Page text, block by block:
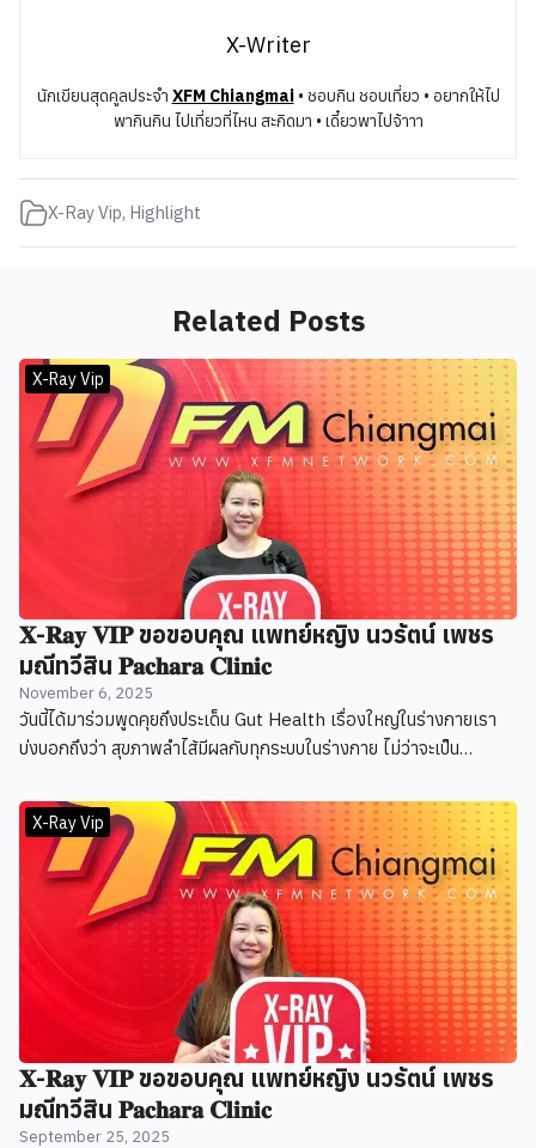
X-Writer
นักเขียนสุดคูลประจำ XFM Chiangmai• ชอบกิน ชอบเที่ยว • อยากให้ไป
พากินกิน ไปเที่ยวที่ไหน สะกิดมา • เดี๋ยวพาไปจ้าาา
X-Ray Vip, Highlight
Related Posts
X-Ray Vip
𝐗-𝐑𝐚𝐲 𝐕𝐈𝐏 ขอขอบคุณ แพทย์หญิง นวรัตน์ เพชร
มณีทวีสิน 𝐏𝐚𝐜𝐡𝐚𝐫𝐚 𝐂𝐥𝐢𝐧𝐢𝐜
November 6, 2025
วันนี้ได้มาร่วมพูดคุยถึงประเด็น Gut Health เรื่องใหญ่ในร่างกายเรา
บ่งบอกถึงว่า สุขภาพลำไส้มีผลกับทุกระบบในร่างกาย ไม่ว่าจะเป็น
X-Ray Vip
𝐗-𝐑𝐚𝐲 𝐕𝐈𝐏 ขอขอบคุณ แพทย์หญิง นวรัตน์ เพชร
มณีทวีสิน 𝐏𝐚𝐜𝐡𝐚𝐫𝐚 𝐂𝐥𝐢𝐧𝐢𝐜
September 25, 2025